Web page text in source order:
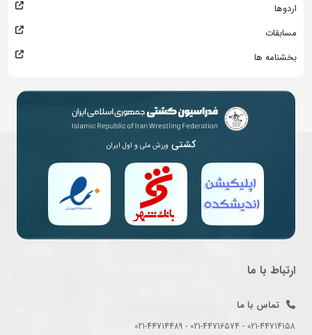
اردوها
مسابقات
بخشنامه ها
کشتی ورزش ملی و اول ایران
ارتباط با ما
تماس با ما
021-44714158 - 021-44716574 - 021-44714489